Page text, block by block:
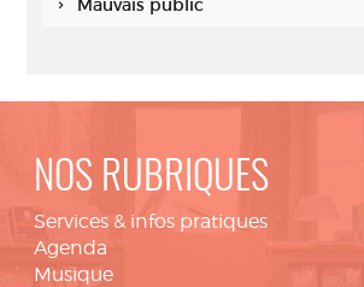
Mauvais public
NOS RUBRIQUES
Services & infos pratiques
Agenda
Musique